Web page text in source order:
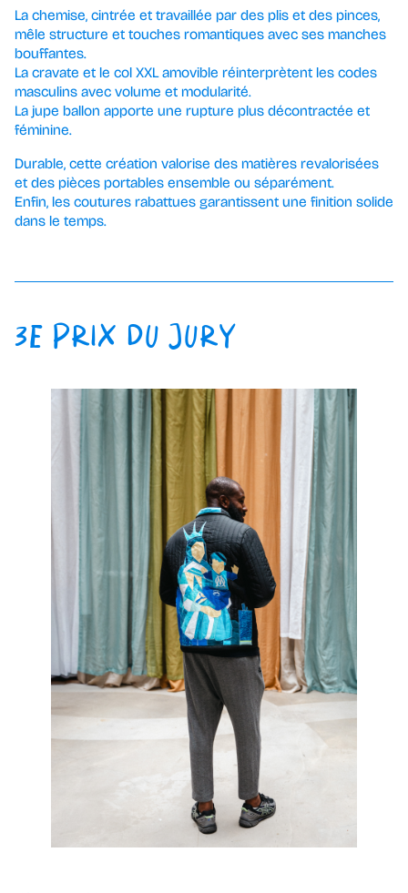
La chemise, cintrée et travaillée par des plis et des pinces,
mêle structure et touches romantiques avec ses manches
bouffantes.
La cravate et le col XXL amovible réinterprètent les codes
masculins avec volume et modularité.
La jupe ballon apporte une rupture plus décontractée et
féminine.
Durable, cette création valorise des matières revalorisées
et des pièces portables ensemble ou séparément.
Enfin, les coutures rabattues garantissent une finition solide
dans le temps.
3E PRIX DU JURY